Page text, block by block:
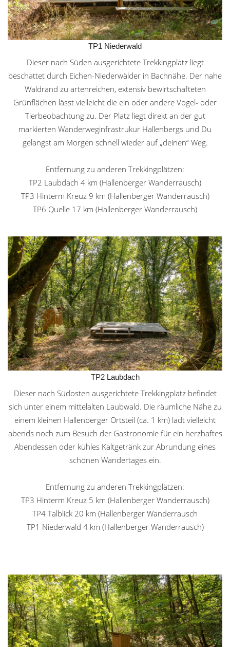
TP1 Niederwald
Dieser nach Süden ausgerichtete Trekkingplatz liegt
beschattet durch Eichen-Niederwälder in Bachnähe. Der nahe
Waldrand zu artenreichen, extensiv bewirtschafteten
Grünflächen lässt vielleicht die ein oder andere Vogel- oder
Tierbeobachtung zu. Der Platz liegt direkt an der gut
markierten Wanderweginfrastrukur Hallenbergs und Du
gelangst am Morgen schnell wieder auf „deinen“ Weg.
Entfernung zu anderen Trekkingplätzen:
TP2 Laubdach 4 km (Hallenberger Wanderrausch)
TP3 Hinterm Kreuz 9 km (Hallenberger Wanderrausch)
TP6 Quelle 17 km (Hallenberger Wanderrausch)
TP2 Laubdach
Dieser nach Südosten ausgerichtete Trekkingplatz befindet
sich unter einem mittelalten Laubwald. Die räumliche Nähe zu
einem kleinen Hallenberger Ortsteil (ca. 1 km) lädt vielleicht
abends noch zum Besuch der Gastronomie für ein herzhaftes
Abendessen oder kühles Kaltgetränk zur Abrundung eines
schönen Wandertages ein.
Entfernung zu anderen Trekkingplätzen:
TP3 Hinterm Kreuz 5 km (Hallenberger Wanderrausch)
TP4 Talblick 20 km (Hallenberger Wanderrausch
TP1 Niederwald 4 km (Hallenberger Wanderrausch)